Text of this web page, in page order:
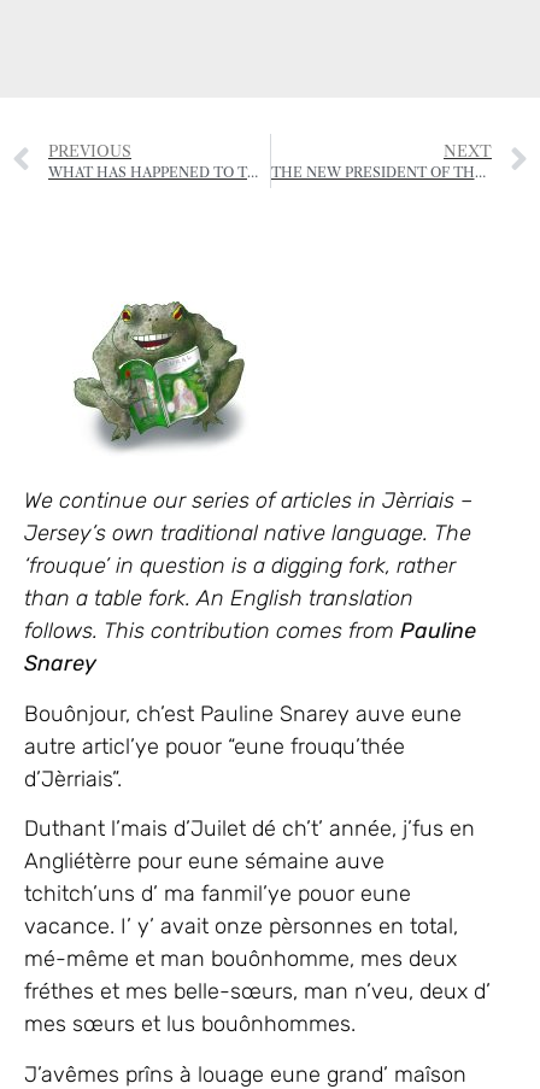
PREVIOUS
WHAT HAS HAPPENED TO THE WEATHER?
NEXT
THE NEW PRESIDENT OF THE JERSEY FARMERS UNION
We continue our series of articles in Jèrriais –
Jersey’s own traditional native language. The
‘frouque’ in question is a digging fork, rather
than a table fork. An English translation
follows. This contribution comes from Pauline
Snarey
Bouônjour, ch’est Pauline Snarey auve eune
autre articl’ye pouor “eune frouqu’thée
d’Jèrriais”.
Duthant l’mais d’Juilet dé ch’t’ année, j’fus en
Angliétèrre pour eune sémaine auve
tchitch’uns d’ ma fanmil’ye pouor eune
vacance. I’ y’ avait onze pèrsonnes en total,
mé-même et man bouônhomme, mes deux
fréthes et mes belle-sœurs, man n’veu, deux d’
mes sœurs et lus bouônhommes.
J’avêmes prîns à louage eune grand’ maîson